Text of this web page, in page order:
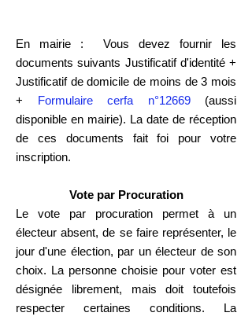
En mairie :
Vous devez fournir les
documents suivants Justificatif d'identité +
Justificatif de domicile de moins de 3 mois
+ Formulaire cerfa n°12669(aussi
disponible en mairie). La date de réception
de ces documents fait foi pour votre
inscription.
Vote par Procuration
Le vote par procuration permet à un
électeur absent, de se faire représenter, le
jour d'une élection, par un électeur de son
choix. La personne choisie pour voter est
désignée librement, mais doit toutefois
respecter certaines conditions. La